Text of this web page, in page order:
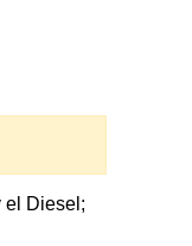
el Diesel;